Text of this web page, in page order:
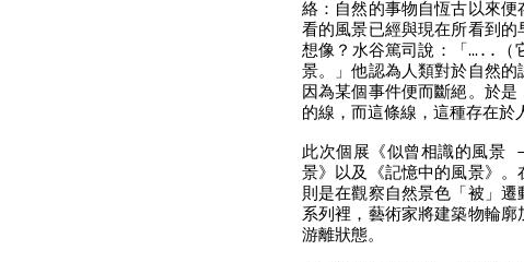
絡：自然的事物自恆古以來
看的風景已經與現在所看到
想像？水谷篤司說：「…..（
景。」他認為人類對於自然
因為某個事件便而斷絕。於
的線，而這條線，這種存在於
此次個展《似曾相識的風景
景》以及《記憶中的風景》。
則是在觀察自然景色「被」
系列裡，藝術家將建築物輪
游離狀態。